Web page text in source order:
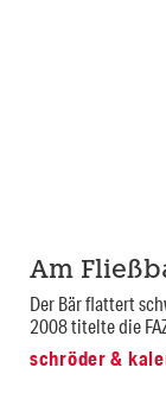
Am
Der Bär flattert
2008 titelte die
schröder &